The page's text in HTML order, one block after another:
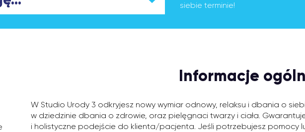
siebie terminie!
Informacje
W Studio Urody 3 odkryjesz nowy wymiar odnowy, relaksu i dbania o
w dziedzinie dbania o zdrowie, oraz pielęgnaci twarzy i ciała.
i holistyczne podejście do klienta/pacjenta. Jeśli potrzebujesz pomocy